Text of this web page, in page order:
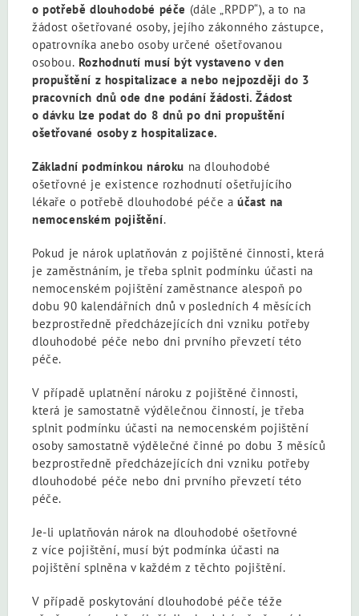
o potřebě dlouhodobé péče (dále „RPDP“), a to na
žádost ošetřované osoby, jejího zákonného zástupce,
opatrovníka anebo osoby určené ošetřovanou
osobou. Rozhodnutí musí být vystaveno v den
propuštění z hospitalizace a nebo nejpozději do 3
pracovních dnů ode dne podání žádosti. Žádost
o dávku lze podat do 8 dnů po dni propuštění
ošetřované osoby z hospitalizace.
Základní podmínkou nároku na dlouhodobé
ošetřovné je existence rozhodnutí ošetřujícího
lékaře o potřebě dlouhodobé péče aúčast na
nemocenském pojištění.
Pokud je nárok uplatňován z pojištěné činnosti, která
je zaměstnáním, je třeba splnit podmínku účasti na
nemocenském pojištění zaměstnance alespoň po
dobu 90 kalendářních dnů v posledních 4 měsících
bezprostředně předcházejících dni vzniku potřeby
dlouhodobé péče nebo dni prvního převzetí této
péče.
V případě uplatnění nároku z pojištěné činnosti,
která je samostatně výdělečnou činností, je třeba
splnit podmínku účasti na nemocenském pojištění
osoby samostatně výdělečné činné po dobu 3 měsíců
bezprostředně předcházejících dni vzniku potřeby
dlouhodobé péče nebo dni prvního převzetí této
péče.
Je-li uplatňován nárok na dlouhodobé ošetřovné
z více pojištění, musí být podmínka účasti na
pojištění splněna v každém z těchto pojištění.
V případě poskytování dlouhodobé péče téže